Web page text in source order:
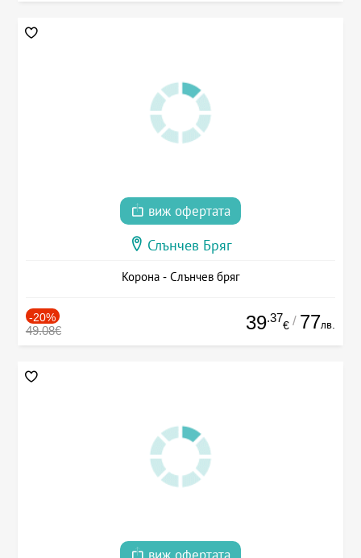
виж офертата
Слънчев Бряг
Корона - Слънчев бряг
-20%
49.08€ 39.37
€ / 77лв.
виж офертата